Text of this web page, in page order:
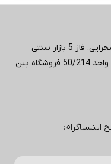
تهران، ستارخان، خیابان صحرایی، میدان صحرایی، فاز 5 بازار سنتی
ستارخان(مجتمع تجاری آپادانا) ، ورودی A، واحد 50/214 فروشگاه پبن
| آدرس پیج اینستاگرام: